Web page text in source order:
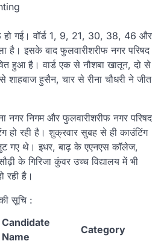
हो गई। वॉर्ड 1, 9, 21, 30, 38, 46 और
है। इसके बाद फुलवारीशरीफ नगर परिषद
हुआ है। वार्ड एक से नौशबा खातून, दो से
शाहबाज हुसैन, चार से रीना चौधरी ने जीत
नगर निगम और फुलवारीशरीफ नगर परिषद
हो रही है। शुक्रवार सुबह से ही काउंटिंग
गए थे। इधर, बाढ़ के एएनएस कॉलेज,
के गिरिजा कुंवर उच्च विद्यालय में भी
रही है।
सूचि :
Candidate
Name
Category